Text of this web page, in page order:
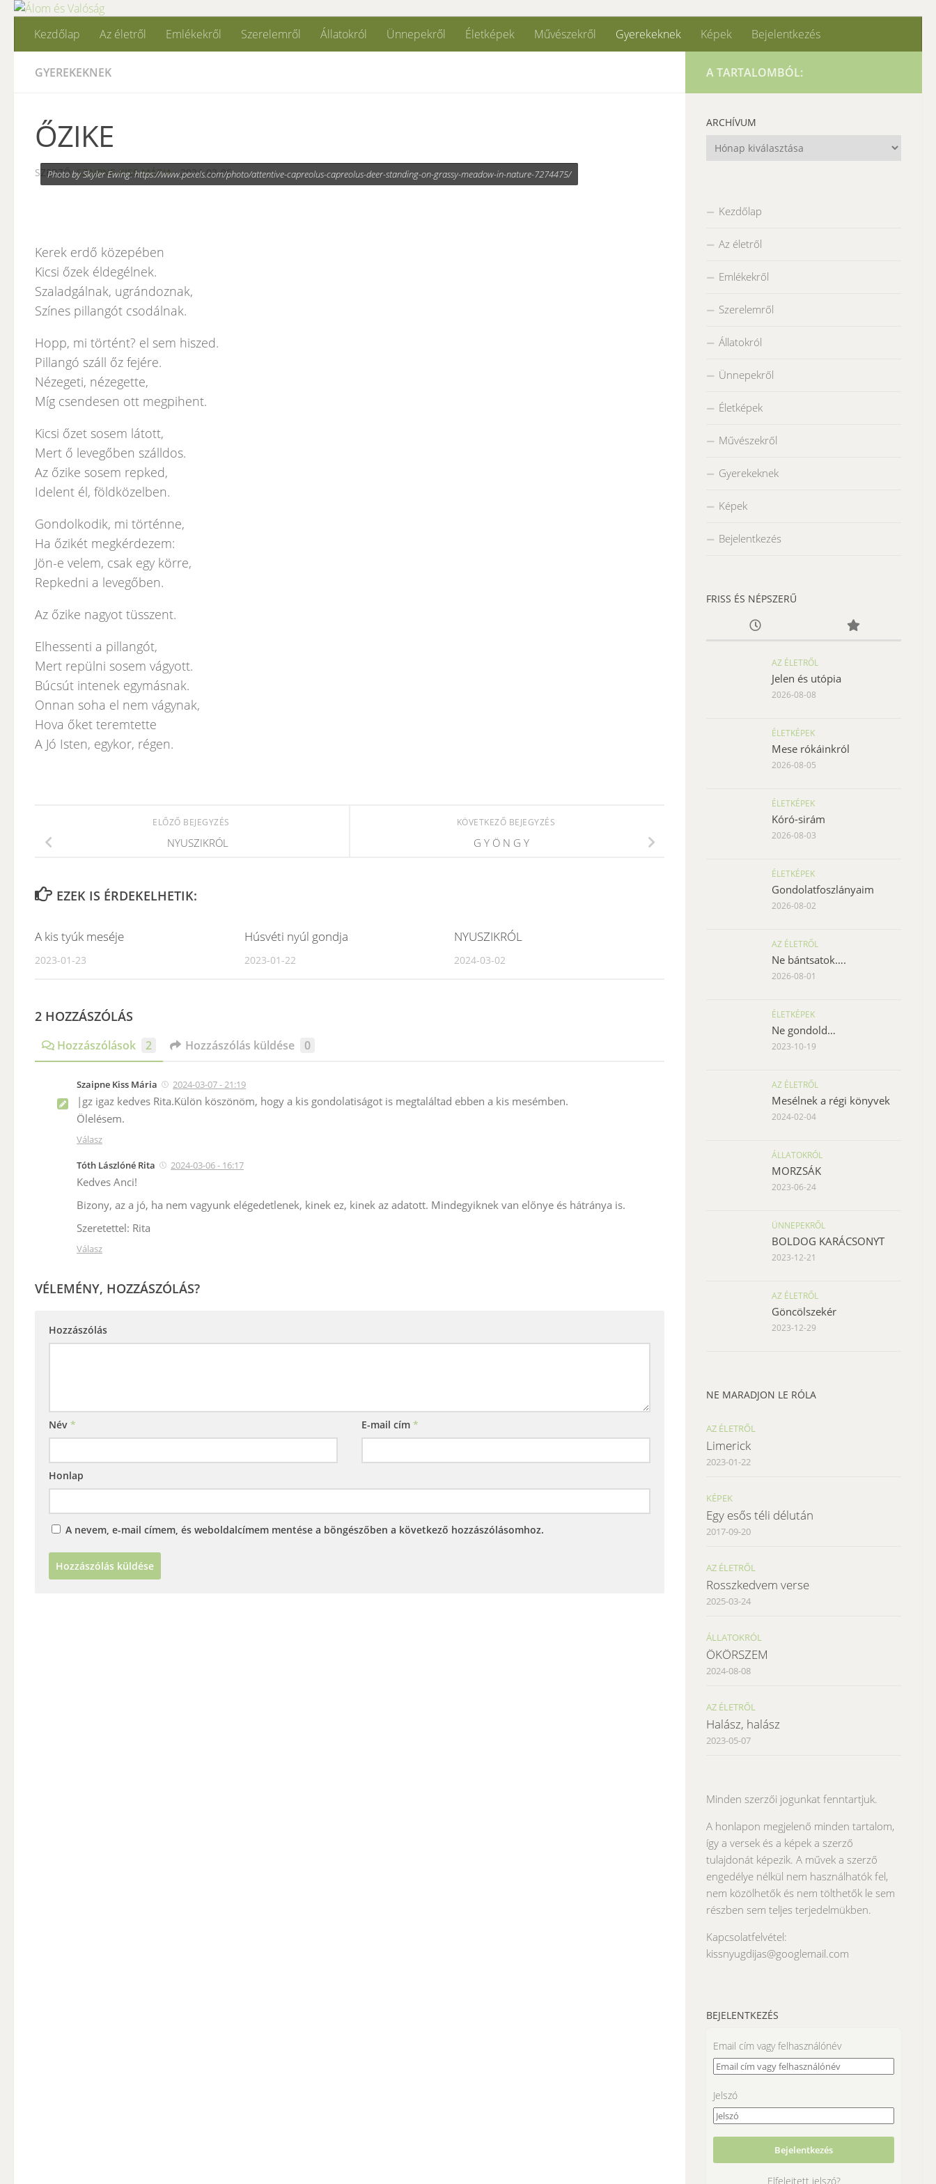
Skip to content
Kezdőlap
Az életről Emlékekről Szerelemről Állatokról Ünnepekről Életképek Művészekről Gyerekeknek Képek Bejelentkezés
GYEREKEKNEK
ŐZIKE
SZERZŐ:SZAIPNE KISS MÁRIA ·2024-03-06
Photo by Skyler Ewing: https://www.pexels.com/photo/attentive-capreolus-capreolus-deer-standing-on-grassy-meadow-in-nature-7274475/
Kerek erdő közepében
Kicsi őzek éldegélnek.
Szaladgálnak, ugrándoznak,
Színes pillangót csodálnak.
Hopp, mi történt? el sem hiszed.
Pillangó száll őz fejére.
Nézegeti, nézegette,
Míg csendesen ott megpihent.
Kicsi őzet sosem látott,
Mert ő levegőben szálldos.
Az őzike sosem repked,
Idelent él, földközelben.
Gondolkodik, mi történne,
Ha őzikét megkérdezem:
Jön-e velem, csak egy körre,
Repkedni a levegőben.
Az őzike nagyot tüsszent.
Elhessenti a pillangót,
Mert repülni sosem vágyott.
Búcsút intenek egymásnak.
Onnan soha el nem vágynak,
Hova őket teremtette
A Jó Isten, egykor, régen.
KÖVETKEZŐ BEJEGYZÉS
G Y Ö N G Y
ELŐZŐ BEJEGYZÉS
NYUSZIKRÓL
EZEK IS ÉRDEKELHETIK:
A kis tyúk meséje
2023-01-23
Húsvéti nyúl gondja
2023-01-22
NYUSZIKRÓL
2024-03-02
2 HOZZÁSZÓLÁS
Hozzászólások 2 Hozzászólás küldése 0
Szaipne Kiss Mária 2024-03-07 - 21:19
|gz igaz kedves Rita.Külön köszönöm, hogy a kis gondolatiságot is megtaláltad ebben a kis mesémben.
Ölelésem.
Válasz
Tóth Lászlóné Rita 2024-03-06 - 16:17
Kedves Anci!
Bizony, az a jó, ha nem vagyunk elégedetlenek, kinek ez, kinek az adatott. Mindegyiknek van előnye és hátránya is.
Szeretettel: Rita
Válasz
VÉLEMÉNY, HOZZÁSZÓLÁS?
Hozzászólás
Név * E-mail cím*
Honlap
A nevem, e-mail címem, és weboldalcímem mentése a böngészőben a következő hozzászólásomhoz.
A TARTALOMBÓL:
ARCHÍVUM
Archívum
Kezdőlap
Az életről
Emlékekről
Szerelemről
Állatokról
Ünnepekről
Életképek
Művészekről
Gyerekeknek
Képek
Bejelentkezés
FRISS ÉS NÉPSZERŰ
AZ ÉLETRŐL
Jelen és utópia
2026-08-08
ÉLETKÉPEK
Mese rókáinkról
2026-08-05
ÉLETKÉPEK
Kóró-sirám
2026-08-03
ÉLETKÉPEK
Gondolatfoszlányaim
2026-08-02
AZ ÉLETRŐL
Ne bántsatok….
2026-08-01
ÉLETKÉPEK
Ne gondold…
2023-10-19
AZ ÉLETRŐL
Mesélnek a régi könyvek
2024-02-04
ÁLLATOKRÓL
MORZSÁK
2023-06-24
ÜNNEPEKRŐL
BOLDOG KARÁCSONYT
2023-12-21
AZ ÉLETRŐL
Göncölszekér
2023-12-29
NE MARADJON LE RÓLA
AZ ÉLETRŐL
Limerick
2023-01-22
KÉPEK
Egy esős téli délután
2017-09-20
AZ ÉLETRŐL
Rosszkedvem verse
2025-03-24
ÁLLATOKRÓL
ÖKÖRSZEM
2024-08-08
AZ ÉLETRŐL
Halász, halász
2023-05-07
Minden szerzői jogunkat fenntartjuk.
A honlapon megjelenő minden tartalom,
így a versek és a képek a szerző
tulajdonát képezik. A művek a szerző
engedélye nélkül nem használhatók fel,
nem közölhetők és nem tölthetők le sem
részben sem teljes terjedelmükben.
Kapcsolatfelvétel:
kissnyugdijas@googlemail.com
BEJELENTKEZÉS
Email cím vagy felhasználónév
Jelszó
Elfelejtett jelszó?